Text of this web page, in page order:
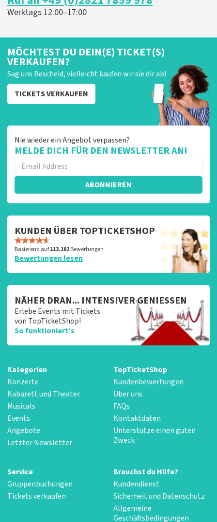
Werktags 12:00–17:00
MÖCHTEST DU DEIN(E) TICKET(S)
VERKAUFEN?
Sag uns Bescheid, vielleicht kaufen wir sie dir ab!
TICKETS VERKAUFEN
Nie wieder ein Angebot verpassen?
MELDE DICH FÜR DEN NEWSLETTER AN!
ABONNIEREN
KUNDEN ÜBER TOPTICKETSHOP
Basierend auf113.182Bewertungen
Bewertungen lesen
NÄHER DRAN... INTENSIVER GENIESSEN
Erlebe Events mit Tickets
von TopTicketShop!
So funktioniert‘s
Kategorien
Konzerte
Kabarett und Theater
Musicals
Events
Angebote
Letzter Newsletter
TopTicketShop
Kundenbewertungen
Über uns
FAQs
Kontaktdaten
Unterstütze einen guten
Zweck
Service
Gruppenbuchungen
Tickets verkaufen
Brauchst du Hilfe?
Kundendienst
Sicherheit und Datenschutz
Allgemeine
Geschäftsbedingungen